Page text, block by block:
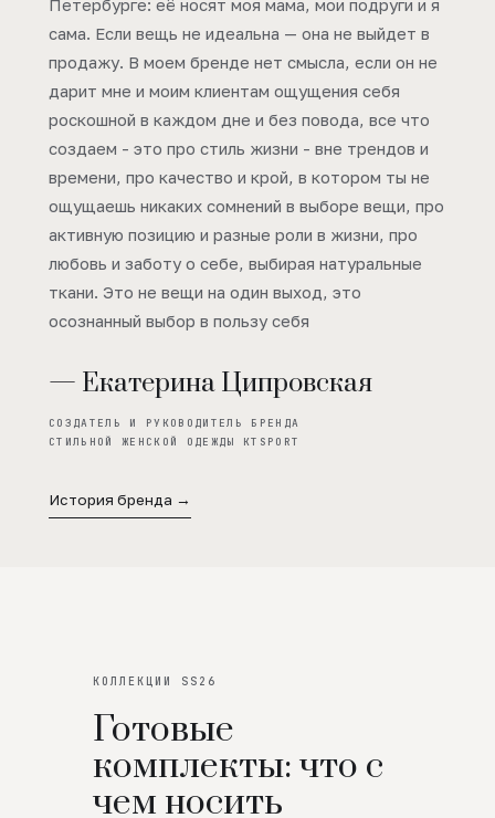
Петербурге: её носят моя мама, мои подруги и я
сама. Если вещь не идеальна — она не выйдет в
продажу. В моем бренде нет смысла, если он не
дарит мне и моим клиентам ощущения себя
роскошной в каждом дне и без повода, все что
создаем - это про стиль жизни - вне трендов и
времени, про качество и крой, в котором ты не
ощущаешь никаких сомнений в выборе вещи, про
активную позицию и разные роли в жизни, про
любовь и заботу о себе, выбирая натуральные
ткани. Это не вещи на один выход, это
осознанный выбор в пользу себя
— Екатерина Ципровская
СОЗДАТЕЛЬ И РУКОВОДИТЕЛЬ БРЕНДА
СТИЛЬНОЙ ЖЕНСКОЙ ОДЕЖДЫ KTSPORT
История бренда →
КОЛЛЕКЦИИ SS26
Готовые
комплекты: что с
чем носить